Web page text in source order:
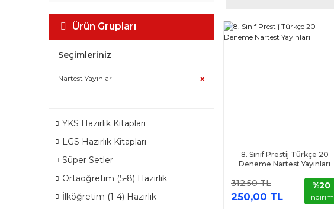
Ürün Grupları
Seçimleriniz
Nartest Yayınları
YKS Hazırlık Kitapları
LGS Hazırlık Kitapları
Süper Setler
Ortaöğretim (5-8) Hazırlık
İlköğretim (1-4) Hazırlık
8. Sınıf Prestij Türkçe 20
Deneme Nartest Yayınları
312,50 TL
250,00 TL
%20
indirim